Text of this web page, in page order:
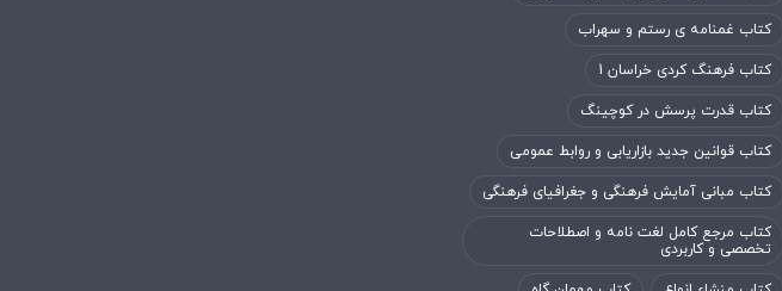
کتاب غمنامه ی رستم و سهراب
کتاب فرهنگ کردی خراسان 1
کتاب قدرت پرسش در کوچینگ
کتاب قوانین جدید بازاریابی و روابط عمومی
کتاب مبانی آمایش فرهنگی و جغرافیای فرهنگی
کتاب مرجع کامل لغت نامه و اصطلاحات
تخصصی و کاربردی